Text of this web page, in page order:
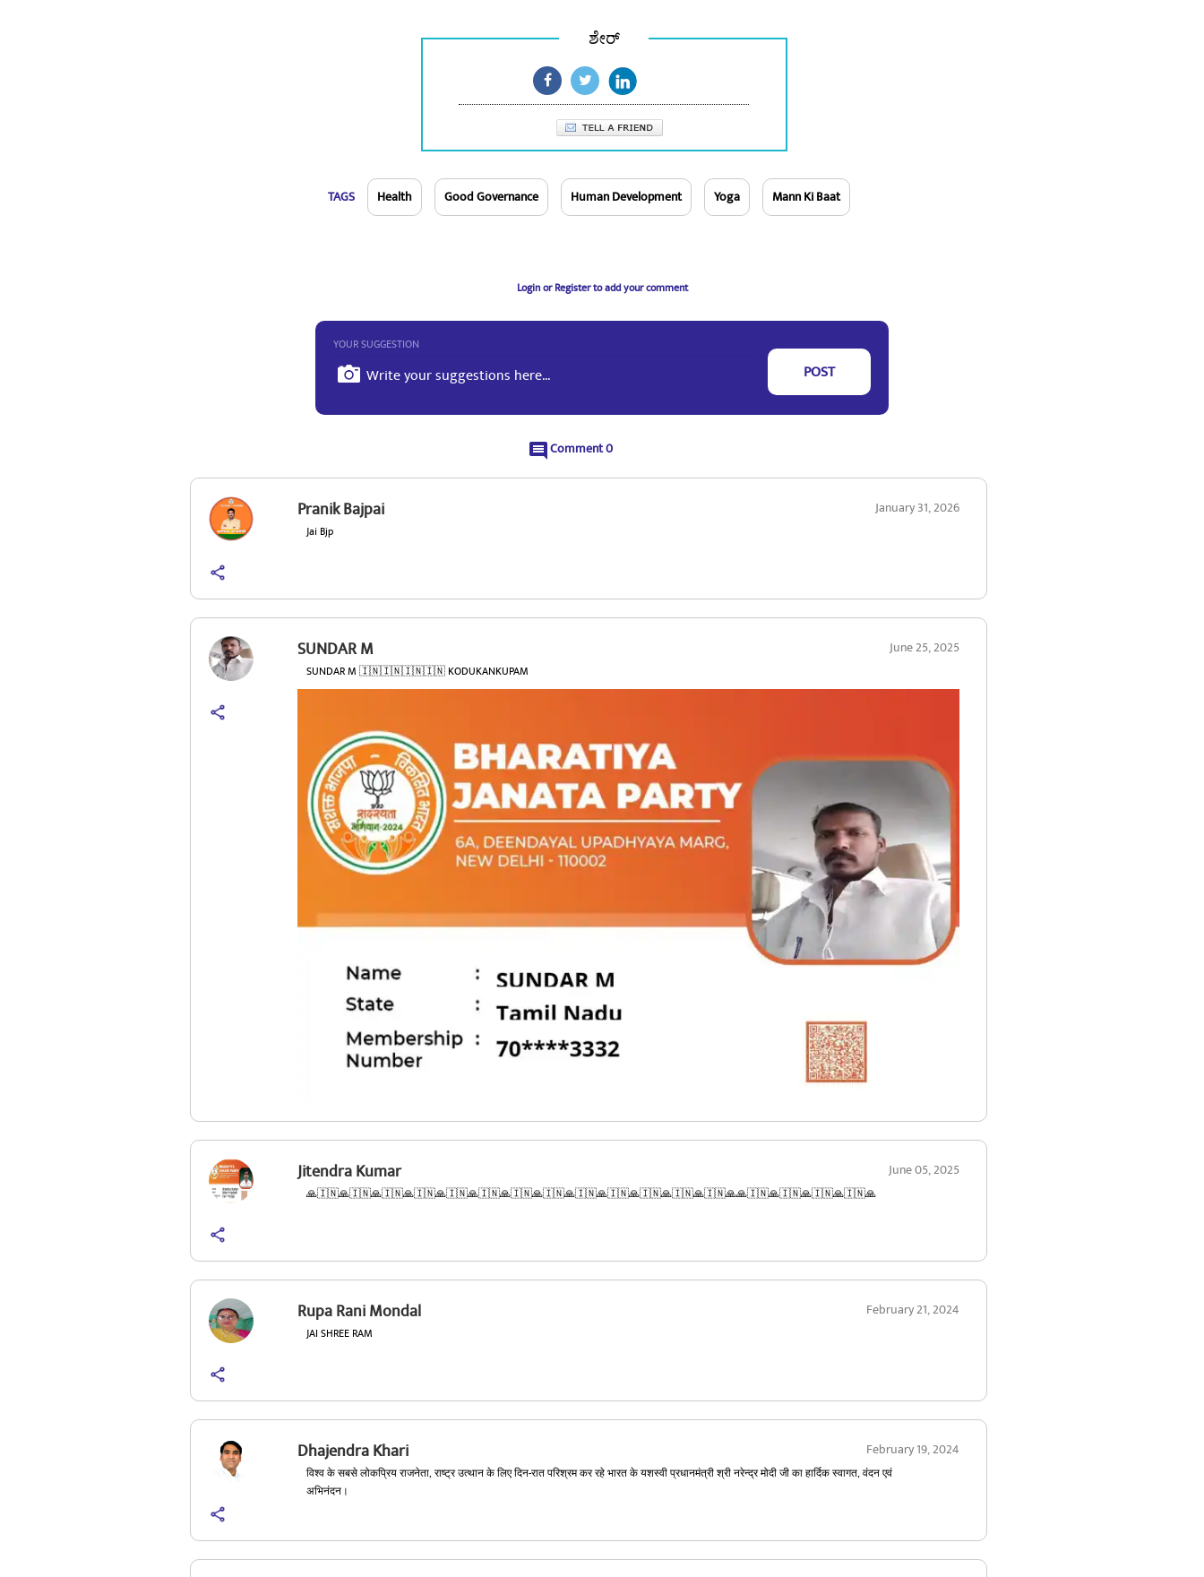
ಶೇರ್
TAGS Health Good Governance Human Development Yoga Mann Ki Baat
Login or Register to add your comment
YOUR SUGGESTION
POST
Comment0
Pranik Bajpai January 31, 2026
Jai Bjp
SUNDAR M June 25, 2025
SUNDAR M 🇮🇳🇮🇳🇮🇳🇮🇳 KODUKANKUPAM
Jitendra Kumar June 05, 2025
🙏🇮🇳🙏🇮🇳🙏🇮🇳🙏🇮🇳🙏🇮🇳🙏🇮🇳🙏🇮🇳🙏🇮🇳🙏🇮🇳🙏🇮🇳🙏🇮🇳🙏🇮🇳🙏🇮🇳🙏🙏🇮🇳🙏🇮🇳🙏🇮🇳🙏🇮🇳🙏
Rupa Rani Mondal February 21, 2024
JAI SHREE RAM
Dhajendra Khari February 19, 2024
विश्व के सबसे लोकप्रिय राजनेता, राष्ट्र उत्थान के लिए दिन-रात परिश्रम कर रहे भारत के यशस्वी प्रधानमंत्री श्री नरेन्द्र मोदी जी का हार्दिक स्वागत, वंदन एवं
अभिनंदन।